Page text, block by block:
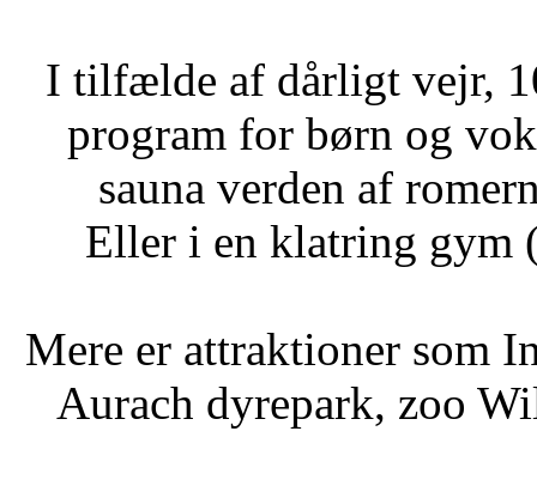
I tilfælde af dårligt vejr,
program for børn og
sauna verden af
Eller i en klatring gym
Mere er attraktioner som
Aurach dyrepark, zoo